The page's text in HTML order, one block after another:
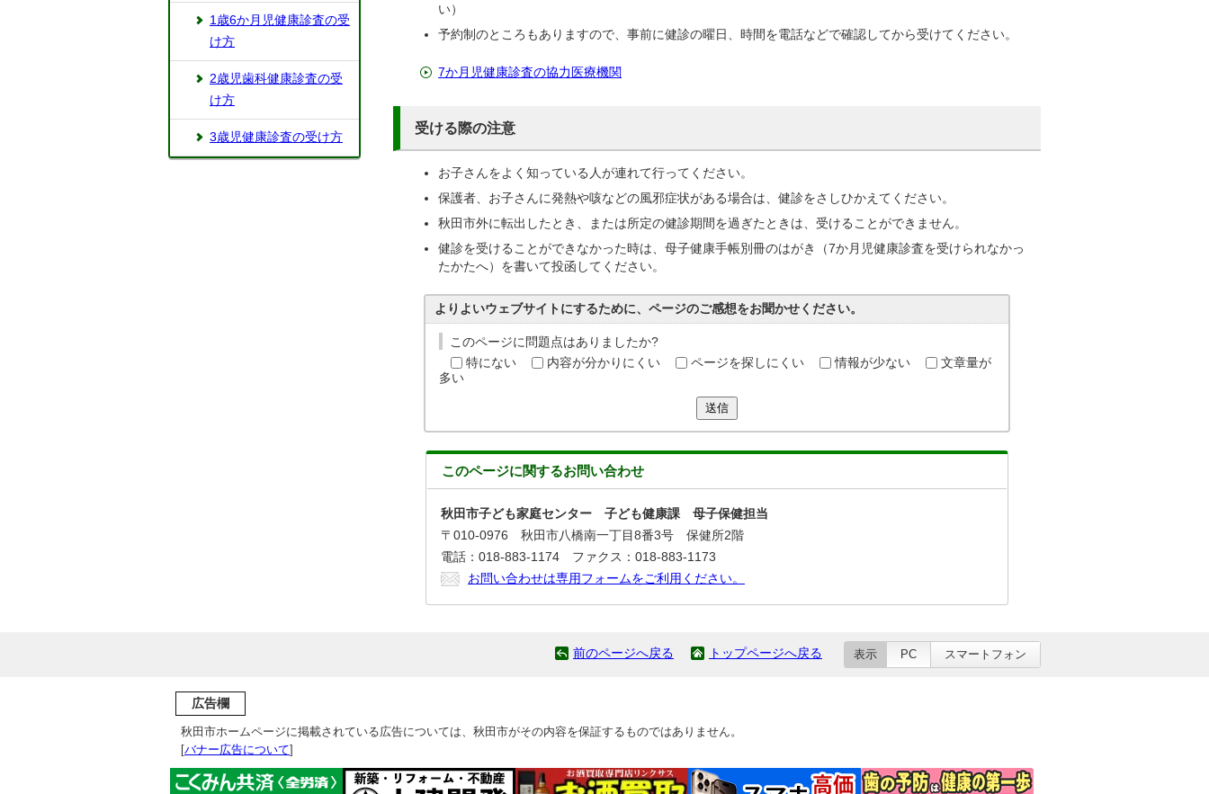
い）
予約制のところもありますので、事前に健診の曜日、時間を電話などで確認してから受けてください。
7か月児健康診査の協力医療機関
受ける際の注意
お子さんをよく知っている人が連れて行ってください。
保護者、お子さんに発熱や咳などの風邪症状がある場合は、健診をさしひかえてください。
秋田市外に転出したとき、または所定の健診期間を過ぎたときは、受けることができません。
健診を受けることができなかった時は、母子健康手帳別冊のはがき（7か月児健康診査を受けられなかっ
たかたへ）を書いて投函してください。
よりよいウェブサイトにするために、ページのご感想をお聞かせください。
このページに問題点はありましたか?
特にない
内容が分かりにくい ページを探しにくい 情報が少ない
文章量が
多い
送信
このページに関するお問い合わせ
秋田市子ども家庭センター 子ども健康課 母子保健担当
〒010-0976 秋田市八橋南一丁目8番3号 保健所2階
電話：018-883-1174 ファクス：018-883-1173
お問い合わせは専用フォームをご利用ください。
1歳6か月児健康診査の受
け方
2歳児歯科健康診査の受
け方
3歳児健康診査の受け方
前のページへ戻る トップページへ戻る 表示 PC スマートフォン
広告欄
秋田市ホームページに掲載されている広告については、秋田市がその内容を保証するものではありません。
[バナー広告について]